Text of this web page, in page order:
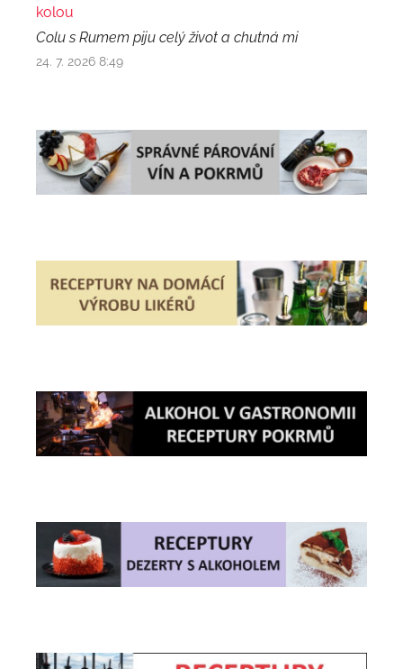
kolou
Colu s Rumem piju celý život a chutná mi
24. 7. 2026 8:49